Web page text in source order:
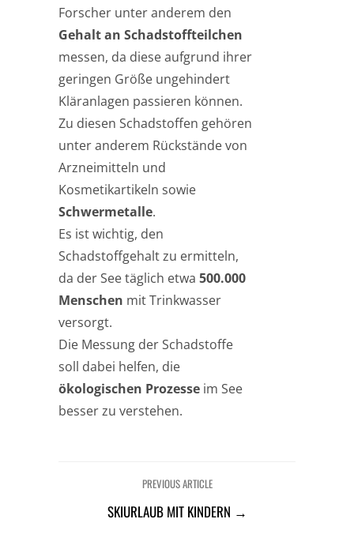
Forscher unter anderem den
Gehalt an Schadstoffteilchen
messen, da diese aufgrund ihrer
geringen Größe ungehindert
Kläranlagen passieren können.
Zu diesen Schadstoffen gehören
unter anderem Rückstände von
Arzneimitteln und
Kosmetikartikeln sowie
Schwermetalle.
Es ist wichtig, den
Schadstoffgehalt zu ermitteln,
da der See täglich etwa 500.000
Menschen mit Trinkwasser
versorgt.
Die Messung der Schadstoffe
soll dabei helfen, die
ökologischen Prozesse im See
besser zu verstehen.
PREVIOUS ARTICLE
SKIURLAUB MIT KINDERN →